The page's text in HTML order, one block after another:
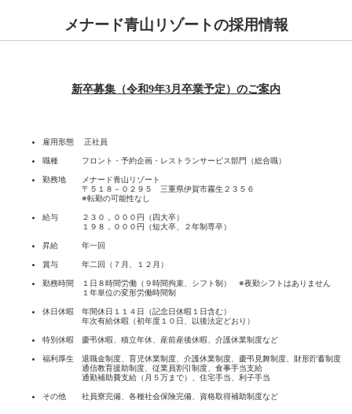
メナード青山リゾートの採用情報
新卒募集（令和9年3月卒業予定）のご案内
雇用形態 正社員
職種 フロント・予約企画・レストランサービス部門（総合職）
勤務地 メナード青山リゾート
〒５１８－０２９５ 三重県伊賀市霧生２３５６
※転勤の可能性なし
給与 ２３０，０００円（四大卒）
１９８，０００円（短大卒、２年制専卒）
昇給 年一回
賞与 年二回（７月、１２月）
勤務時間 １日８時間労働（９時間拘束、シフト制） ※夜勤シフトはありません
１年単位の変形労働時間制
休日休暇 年間休日１１４日（記念日休暇１日含む）
年次有給休暇（初年度１０日、以後法定どおり）
特別休暇 慶弔休暇、積立年休、産前産後休暇、介護休業制度など
福利厚生 退職金制度、育児休業制度、介護休業制度、慶弔見舞制度、財形貯蓄制度
通信教育援助制度、従業員割引制度、食事手当支給
通勤補助費支給（月５万まで）、住宅手当、利子手当
その他 社員寮完備、各種社会保険完備、資格取得補助制度など